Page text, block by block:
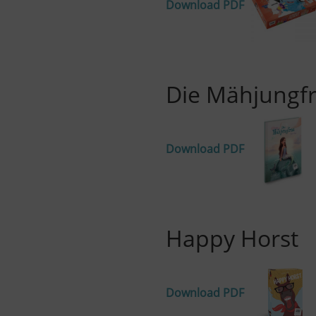
Download PDF
Die
Download PDF
Happy Horst
Download PDF